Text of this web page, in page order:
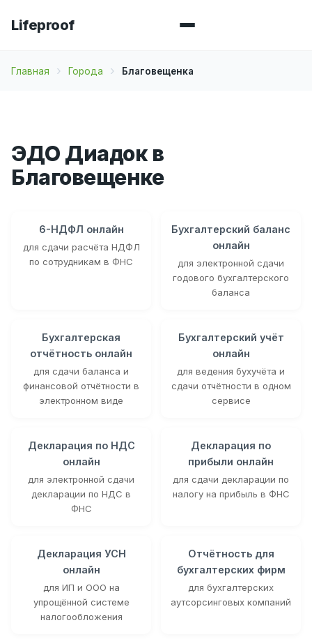
Lifeproof
Главная Города Благовещенка
ЭДО Диадок в
Благовещенке
6-НДФЛ онлайн
для сдачи расчёта НДФЛ
по сотрудникам в ФНС
Бухгалтерский баланс
онлайн
для электронной сдачи
годового бухгалтерского
баланса
Бухгалтерская
отчётность онлайн
для сдачи баланса и
финансовой отчётности в
электронном виде
Бухгалтерский учёт
онлайн
для ведения бухучёта и
сдачи отчётности в одном
сервисе
Декларация по НДС
онлайн
для электронной сдачи
декларации по НДС в
ФНС
Декларация по
прибыли онлайн
для сдачи декларации по
налогу на прибыль в ФНС
Декларация УСН
онлайн
для ИП и ООО на
упрощённой системе
налогообложения
Отчётность для
бухгалтерских фирм
для бухгалтерских
аутсорсинговых компаний